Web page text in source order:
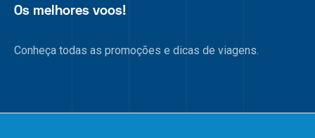
Os melhores voos!
Conheça todas as promoções e dicas de viagens.